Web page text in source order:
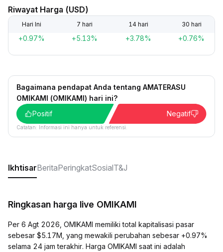
Riwayat Harga (USD)
Hari Ini 7 hari 14 hari 30 hari
+0.97% +5.13% +3.78% +0.76%
Bagaimana pendapat Anda tentang AMATERASU
OMIKAMI (OMIKAMI) hari ini?
Positif
Negatif
Catatan: Informasi ini hanya untuk referensi.
IkhtisarBeritaPeringkatSosialT&J
Ringkasan harga live OMIKAMI
Per 6 Agt 2026, OMIKAMI memiliki total kapitalisasi pasar
sebesar $5.17M, yang mewakili perubahan sebesar +0.97%
selama 24 jam terakhir. Harga OMIKAMI saat ini adalah